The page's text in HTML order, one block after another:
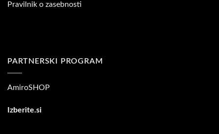
Pravilnik o zasebnosti
PARTNERSKI PROGRAM
AmiroSHOP
Izberite.si